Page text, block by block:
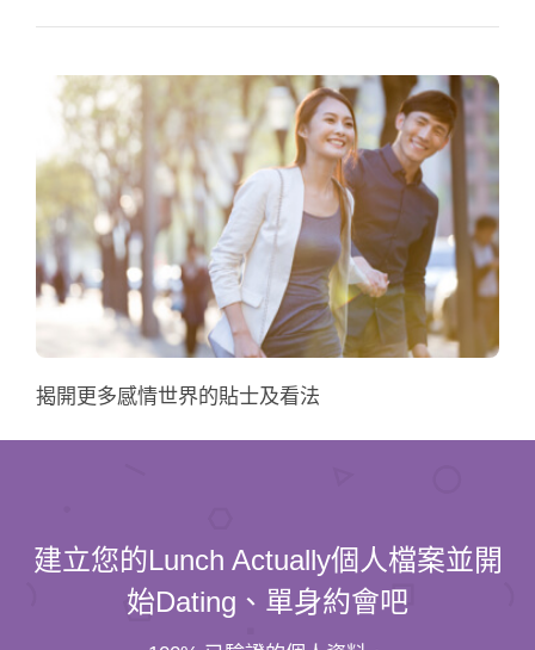
揭開更多感情世界的貼士及看法
建立您的Lunch Actually個人檔案並開
始Dating、單身約會吧